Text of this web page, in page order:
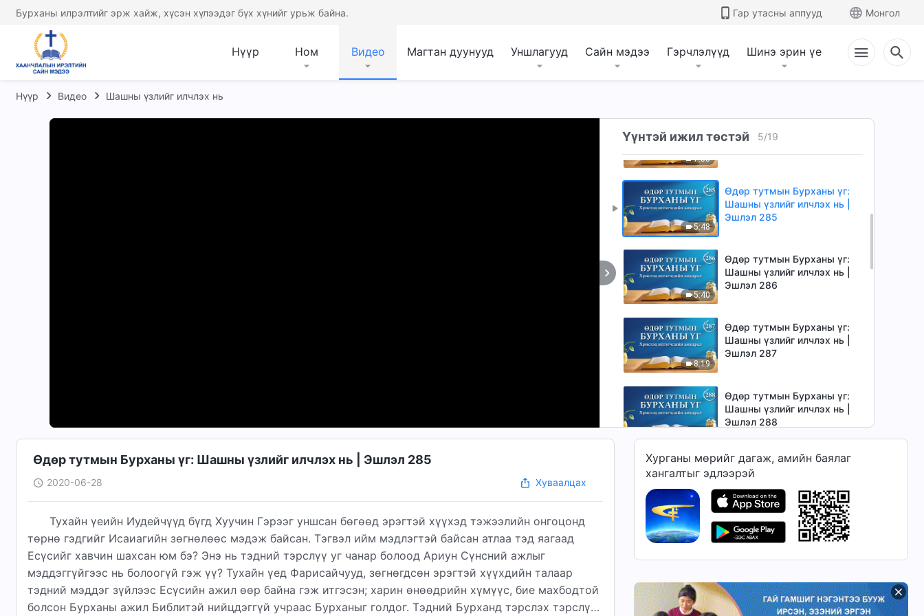
Бурханы илрэлтийг эрж хайж, хүсэн хүлээдэг бүх хүнийг урьж байна. Гар утасны аппууд Монгол
Нүүр Ном Видео Магтан дуунууд Уншлагууд Сайн мэдээ Гэрчлэлүүд Шинэ эрин үе
Нүүр Видео Шашны үзлийг илчлэх нь
Үүнтэй ижил төстэй 5/19
Эшлэл 282
Өдөр тутмын Бурханы үг:
Шашны үзлийг илчлэх нь |
7:53
Өдөр тутмын Бурханы үг:
Шашны үзлийг илчлэх нь |
5:48
Өдөр тутмын Бурханы үг:
Шашны үзлийг илчлэх нь |
Эшлэл 285
5:40
Өдөр тутмын Бурханы үг:
Шашны үзлийг илчлэх нь |
Эшлэл 286
8:19
Өдөр тутмын Бурханы үг:
Шашны үзлийг илчлэх нь |
Эшлэл 287
Өдөр тутмын Бурханы үг:
Шашны үзлийг илчлэх нь |
Эшлэл 288
7:16
Өдөр тутмын Бурханы үг:
Шашны үзлийг илчлэх нь |
Эшлэл 289
Өдөр тутмын Бурханы үг:
Шашны үзлийг илчлэх нь |
Эшлэл 290
Өдөр тутмын Бурханы үг:
Шашны үзлийг илчлэх нь |
Өдөр тутмын Бурханы үг: Шашны үзлийг илчлэх нь | Эшлэл 285
2020-06-28 Хуваалцах
Тухайн үеийн Иудейчүүд бүгд Хуучин Гэрээг уншсан бөгөөд эрэгтэй хүүхэд тэжээлийн онгоцонд
төрнө гэдгийг Исаиагийн зөгнөлөөс мэдэж байсан. Тэгвэл ийм мэдлэгтэй байсан атлаа тэд яагаад
Есүсийг хавчин шахсан юм бэ? Энэ нь тэдний тэрслүү уг чанар болоод Ариун Сүнсний ажлыг
мэддэггүйгээс нь болоогүй гэж үү? Тухайн үед Фарисайчууд, зөгнөгдсөн эрэгтэй хүүхдийн талаар
тэдний мэддэг зүйлээс Есүсийн ажил өөр байна гэж итгэсэн; харин өнөөдрийн хүмүүс, бие махбодтой
болсон Бурханы ажил Библитэй нийцдэггүй учраас Бурханыг голдог. Тэдний Бурханд тэрслэх тэрслүү
Хурганы мөрийг дагаж, амийн баялаг
хангалтыг эдлээрэй